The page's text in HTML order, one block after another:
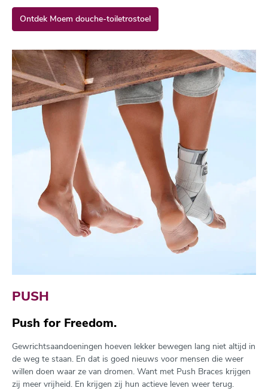
Ontdek Moem douche-toiletrostoel
PUSH
Push for Freedom.
Gewrichtsaandoeningen hoeven lekker bewegen lang niet altijd in
de weg te staan. En dat is goed nieuws voor mensen die weer
willen doen waar ze van dromen. Want met Push Braces krijgen
zij meer vrijheid. En krijgen zij hun actieve leven weer terug.